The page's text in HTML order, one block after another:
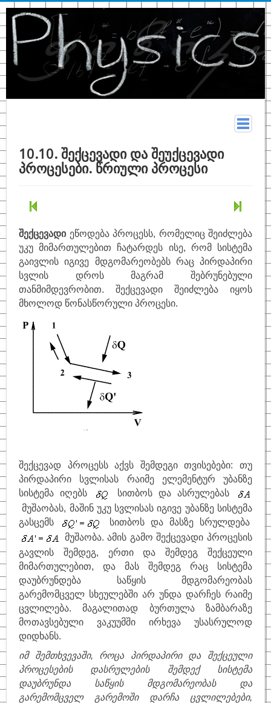
სახელმძღვანელო
ფიზიკურ მონაცემთა ცხრილები
ტერმინები
ზოგადი ფიზიკა
საინტერესო
კითხვა–პასუხი
საიტის შესახებ
10.10. შექცევადი და შეუქცევადი
პროცესები. წრიული პროცესი
შექცევადი ეწოდება პროცესს, რომელიც შეიძლება
უკუ მიმართულებით ჩატარდეს ისე, რომ სისტემა
გაივლის იგივე მდგომარეობებს რაც პირდაპირი
სვლის დროს მაგრამ შებრუნებული
თანმიმდევრობით. შექცევადი შეიძლება იყოს
მხოლოდ წონასწორული პროცესი.
შექცევად პროცესს აქვს შემდეგი თვისებები: თუ
პირდაპირი სვლისას რაიმე ელემენტურ უბანზე
სისტემა იღებს
სითბოს და ასრულებას
მუშაობას, მაშინ უკუ სვლისას იგივე უბანზე სისტემა
გასცემს
სითბოს და მასზე სრულდება
მუშაობა. ამის გამო შექცევადი პროცესის
გავლის შემდეგ, ერთი და შემდეგ შექცეული
მიმართულებით, და მას შემდეგ რაც სისტემა
დაუბრუნდება საწყის მდგომარეობას
გარემომცველ სხეულებში არ უნდა დარჩეს რაიმე
ცვლილება. მაგალითად ბურთულა ზამბარაზე
მოთავსებული ვაკუუმში ირხევა უსასრულოდ
დიდხანს.
იმ შემთხვევაში, როცა პირდაპირი და შექცეული
პროცესების დასრულების შემდექ სისტემა
დაუბრუნდა საწყის მდგომარეობას და
გარემომცველ გარემოში დარჩა ცვლილებები,